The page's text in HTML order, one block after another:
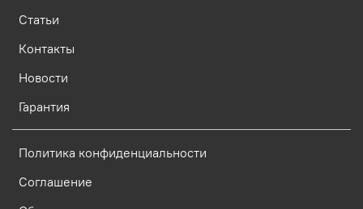
Статьи
Контакты
Новости
Гарантия
Политика конфиденциальности
Соглашение